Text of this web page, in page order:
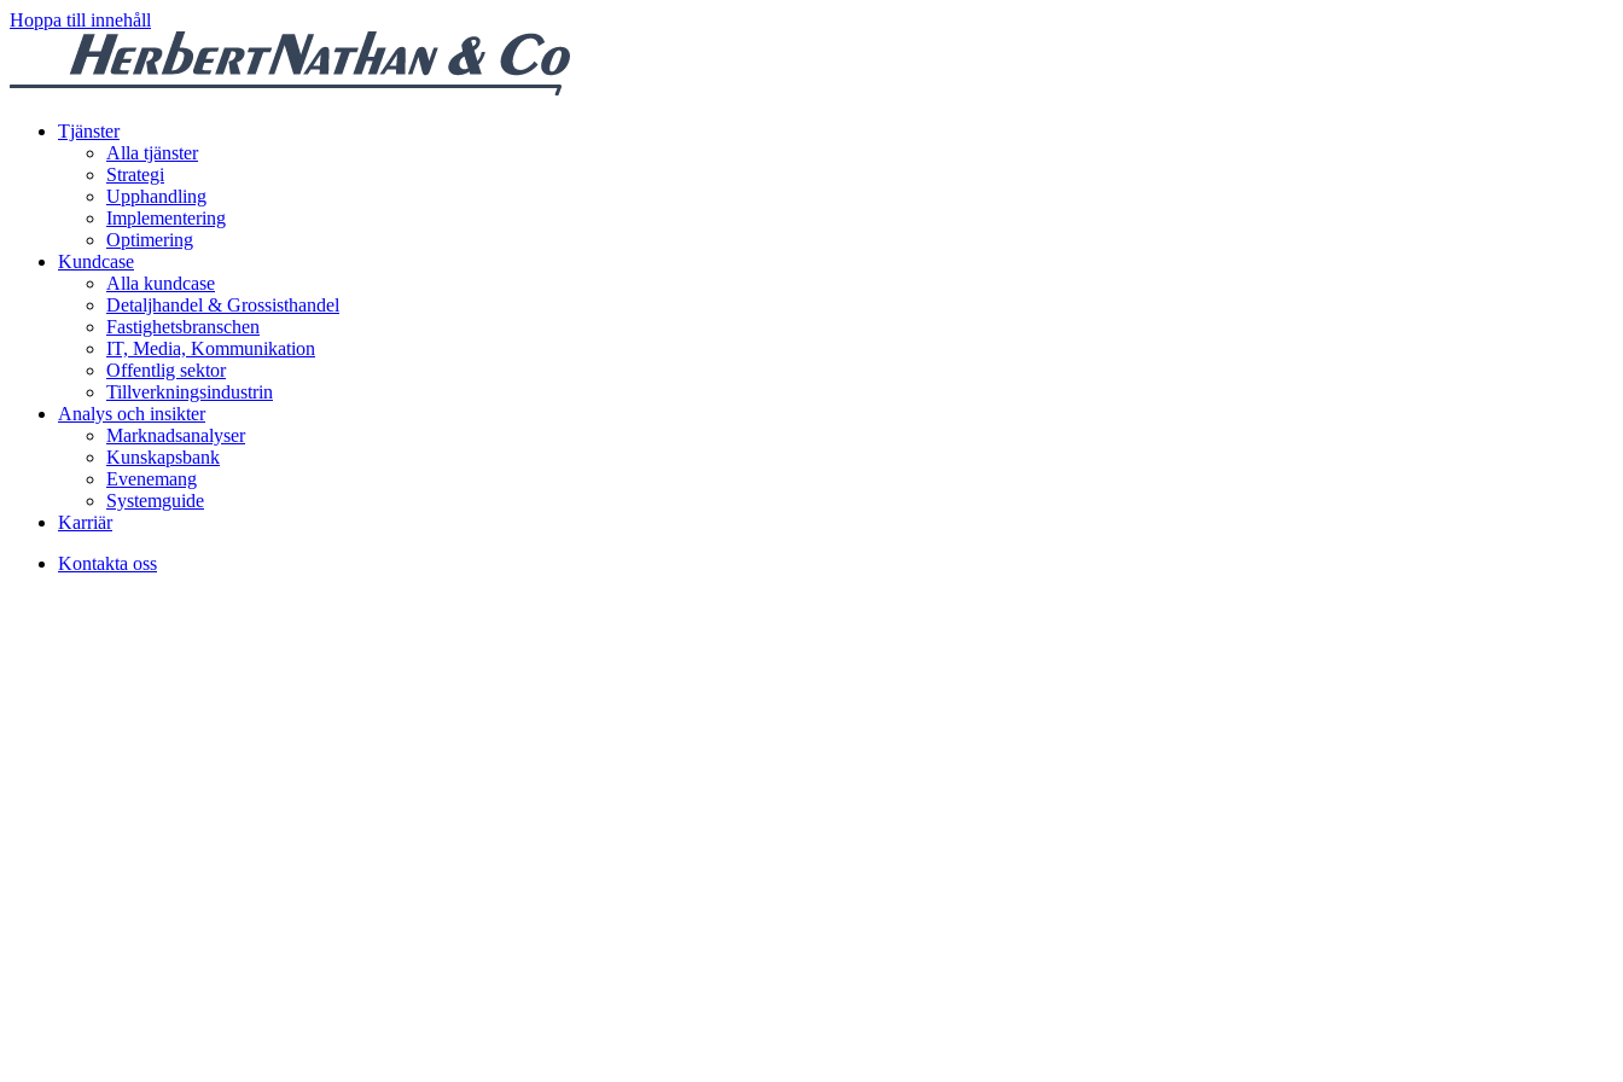
Hoppa till innehåll
Tjänster
Alla tjänster
Strategi
Upphandling
Implementering
Optimering
Kundcase
Alla kundcase
Detaljhandel & Grossisthandel
Fastighetsbranschen
IT, Media, Kommunikation
Offentlig sektor
Tillverkningsindustrin
Analys och insikter
Marknadsanalyser
Kunskapsbank
Evenemang
Systemguide
Karriär
Kontakta oss